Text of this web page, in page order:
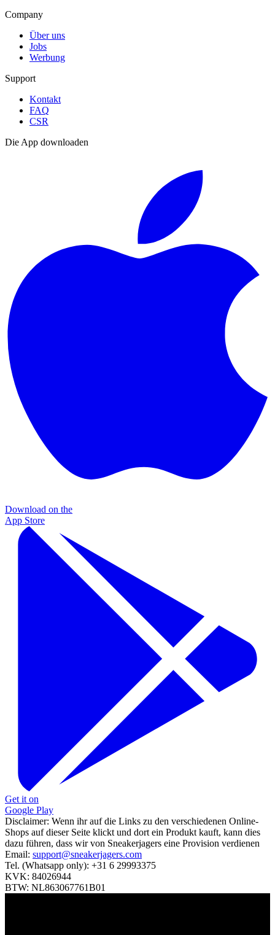
Company
Über uns
Jobs
Werbung
Support
Kontakt
FAQ
CSR
Die App downloaden
Download on the
App Store
Get it on
Google Play
Disclaimer: Wenn ihr auf die Links zu den verschiedenen Online-
Shops auf dieser Seite klickt und dort ein Produkt kauft, kann dies
dazu führen, dass wir von Sneakerjagers eine Provision verdienen
Email: support@sneakerjagers.com
Tel. (Whatsapp only): +31 6 29993375
KVK: 84026944
BTW: NL863067761B01